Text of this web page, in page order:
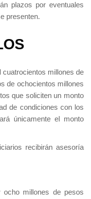
plazos por eventuales
presenten.
cuatrocientos millones de
de ochocientos millones
que soliciten un monto
de condiciones con los
únicamente el monto
recibirán asesoría
ocho millones de pesos